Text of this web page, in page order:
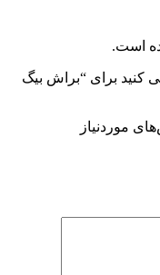
است.
کنید برای “براش بیگ
موردنیاز